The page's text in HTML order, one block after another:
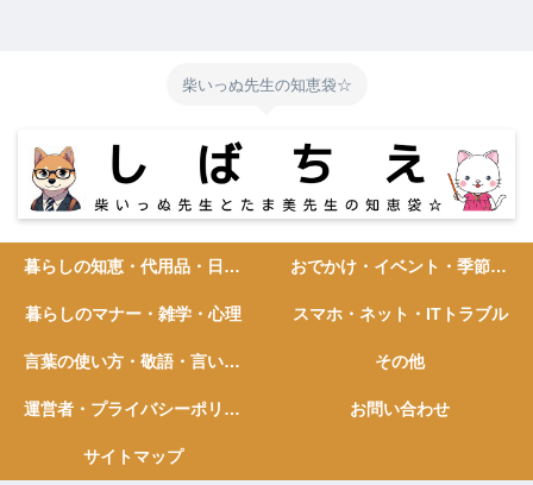
柴いっぬ先生の知恵袋☆
暮らしの知恵・代用品・日常ハック おでかけ・イベント・季節の行事
暮らしのマナー・雑学・心理 スマホ・ネット・ITトラブル
言葉の使い方・敬語・言い換え その他
運営者・プライバシーポリシー お問い合わせ
サイトマップ